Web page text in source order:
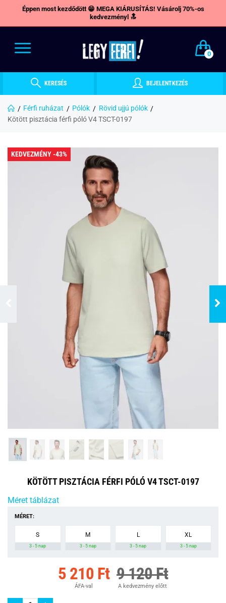
Éppen most kezdődött 😁 MEGA KIÁRUSÍTÁS! Vásárolj 70%-os
kedvezményl 🔝
0
KERESÉS BEJELENTKEZÉS
Férfi ruházat Pólók
Rövid ujjú pólók
Kötött pisztácia férfi póló V4 TSCT-0197
KEDVEZMÉNY -43%
KÖTÖTT PISZTÁCIA FÉRFI PÓLÓ V4 TSCT-0197
Méret táblázat
MÉRET:
S
3 - 5 nap
M
3 - 5 nap
L
3 - 5 nap
XL
3 - 5 nap
5 210 Ft
ÁFA-val
9 120 Ft
A kedvezmény előtt